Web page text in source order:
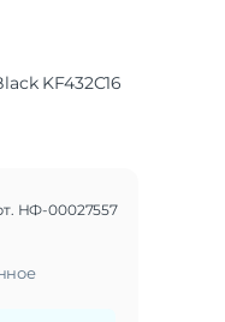
KF432C16BB/32
НФ-00027557